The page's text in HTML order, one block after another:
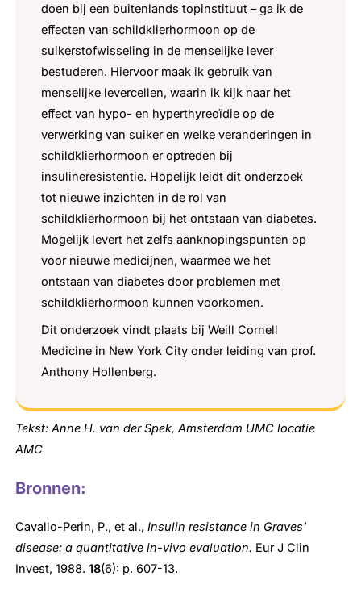
doen bij een buitenlands topinstituut – ga ik de
effecten van schildklierhormoon op de
suikerstofwisseling in de menselijke lever
bestuderen. Hiervoor maak ik gebruik van
menselijke levercellen, waarin ik kijk naar het
effect van hypo- en hyperthyreoïdie op de
verwerking van suiker en welke veranderingen in
schildklierhormoon er optreden bij
insulineresistentie. Hopelijk leidt dit onderzoek
tot nieuwe inzichten in de rol van
schildklierhormoon bij het ontstaan van diabetes.
Mogelijk levert het zelfs aanknopingspunten op
voor nieuwe medicijnen, waarmee we het
ontstaan van diabetes door problemen met
schildklierhormoon kunnen voorkomen.
Dit onderzoek vindt plaats bij Weill Cornell
Medicine in New York City onder leiding van prof.
Anthony Hollenberg.
Tekst: Anne H. van der Spek, Amsterdam UMC locatie
AMC
Bronnen:
Cavallo-Perin, P., et al.,Insulin resistance in Graves’
disease: a quantitative in-vivo evaluation. Eur J Clin
Invest, 1988.18(6): p. 607-13.